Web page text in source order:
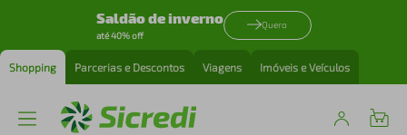
Saldão de inverno
até 40% off
Quero
Shopping Parcerias e Descontos Viagens Imóveis e Veículos